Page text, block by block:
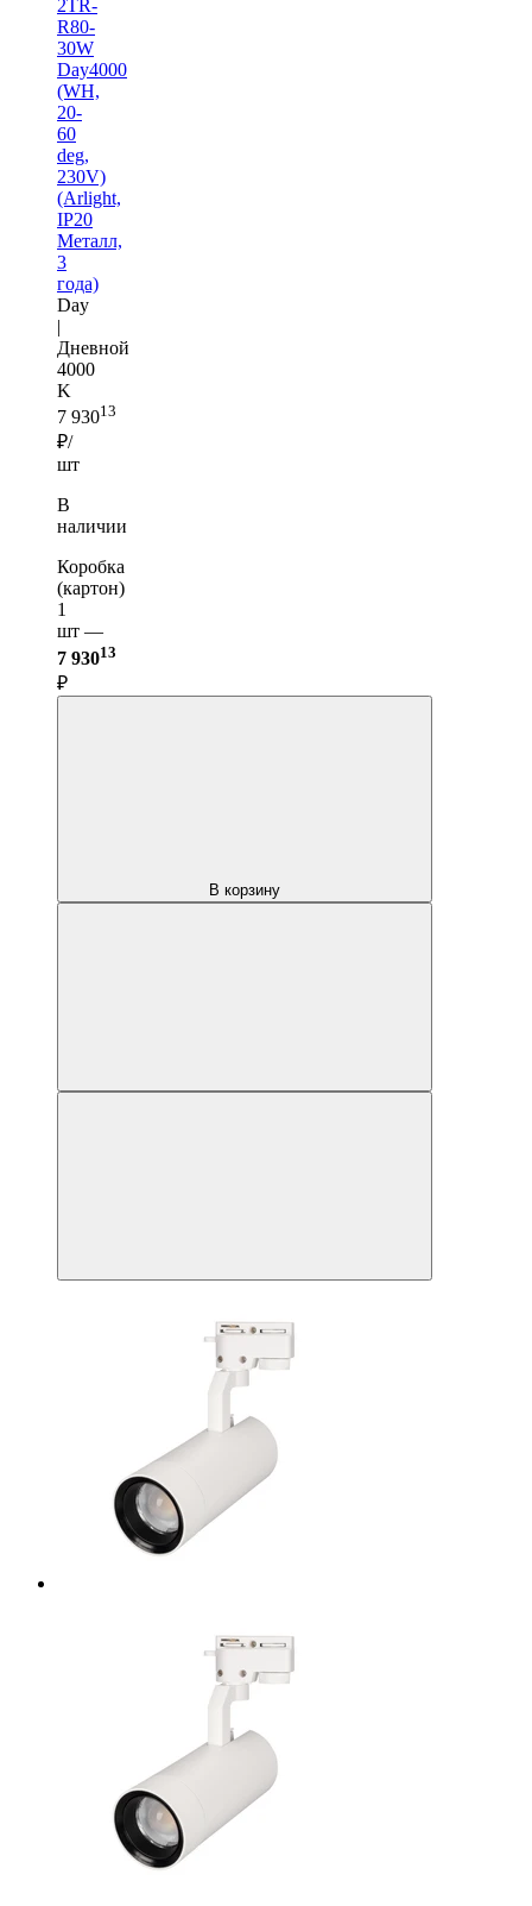
2TR-
R80-
30W
Day4000
(WH,
20-
60
deg,
230V)
(Arlight,
IP20
Металл,
3
года)
Day
|
Дневной
4000
K
7 93013
₽/
шт
В
наличии
Коробка
(картон)
1
шт —
7 93013
₽
В корзину